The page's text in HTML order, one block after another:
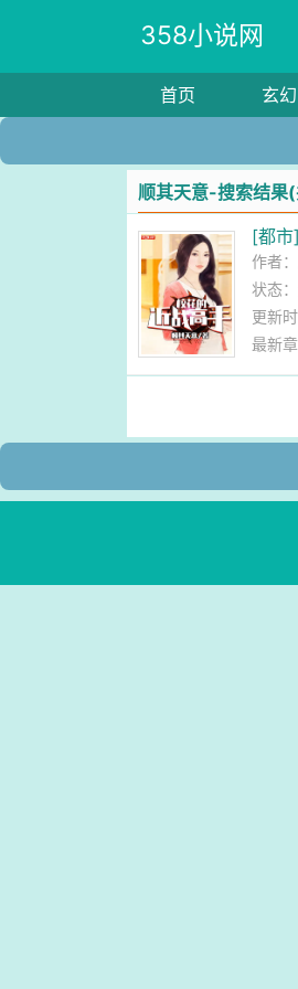
358小说网
首页 玄幻
顺其天意-搜索结果
[都市
作者：
状态
更新
最新